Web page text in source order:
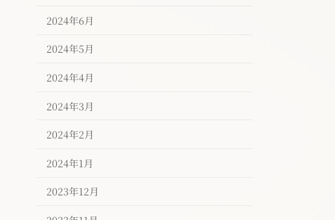
2024年6月
2024年5月
2024年4月
2024年3月
2024年2月
2024年1月
2023年12月